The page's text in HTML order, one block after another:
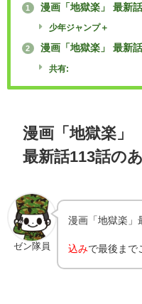
1 漫画「地獄楽」 最新
少年ジャンプ＋
2 漫画「地獄楽」 最新
共有:
漫画「地獄楽」
最新話113話の
ゼン隊員
漫画「地獄楽」
込みで最後まで